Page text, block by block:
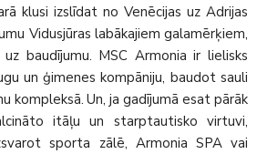
klusi izslīdat no Venēcijas uz Adrijas
Vidusjūras labākajiem galamērķiem,
baudījumu. MSC Armonia ir lielisks
un ģimenes kompāniju, baudot sauli
kompleksā. Un, ja gadījumā esat pārāk
itāļu un starptautisko virtuvi,
sporta zālē, Armonia SPA vai